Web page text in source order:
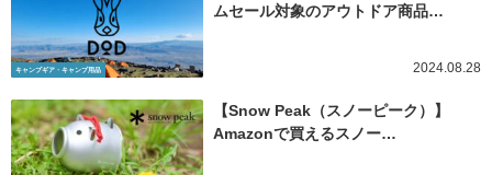
キャンプギア・キャンプ用品
ムセール対象のアウトドア商品…
2024.08.28
【Snow Peak（スノーピーク）】
Amazonで買えるスノー…